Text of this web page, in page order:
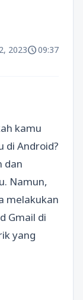
2023schedule09:37
kamu
di Android?
dan
Namun,
melakukan
Gmail di
yang